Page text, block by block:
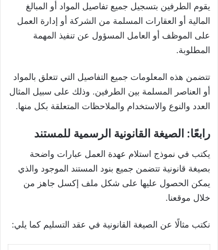
يقوم الطرفين بتسجيل جميع تفاصيل المواد أو المبالغ
المالية أو العقارات المسلمة من الشركة أو إدارة العمل
على الموظف أو العامل المسؤول عن تنفيذ المهمة
المطلوبة.
تتضمن هذه المعلومات جميع التفاصيل التي تتعلق بالمواد
أو العناصر المسلمة بين الطرفين. وذلك على سبيل المثال
العدد والنوع والاستخدام والملاحظات المتعلقة بكل منها.
رابعًا: الصيغة القانونية الرسمية للمستند
يكتب في نموذج استلام عهدة العمل عبارات واضحة
بصيغة قانونية تتضمن جميع بنود المستند الموجود والذي
يمكن الحصول عليها على شكل ملف إكسل جاهز من
خلال موقعنا.
نكتب مثالًا عن الصيغة القانونية في عقد التسليم كما يلي: